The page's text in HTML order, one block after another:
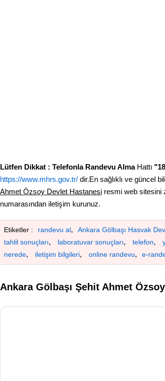
Lütfen Dikkat : Telefonla Randevu AlmaHattı
https://www.mhrs.gov.tr/dir.En sağlıklı ve güncel
Ahmet Özsoy Devlet Hastanesiresmi web sitesini
numarasından iletişim kurunuz.
Etiketler : randevu al, Ankara Gölbaşı Hasvak
tahlil sonuçları, laboratuvar sonuçları, telefon,
nerede, iletişim bilgileri, online randevu, e-
Ankara Gölbaşı Şehit Ahmet